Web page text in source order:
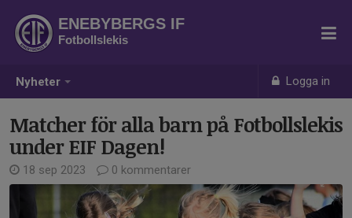
Nyheter Logga in
ENEBYBERGS IF
Fotbollslekis
Matcher för alla barn på Fotbollslekis
under EIF Dagen!
18 sep 2023 0 kommentarer